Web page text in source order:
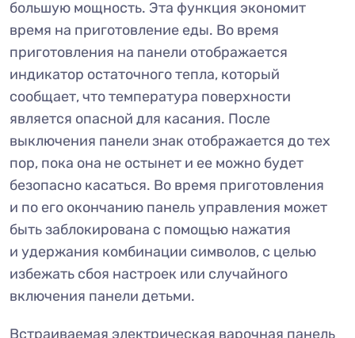
большую мощность. Эта функция экономит
время на приготовление еды. Во время
приготовления на панели отображается
индикатор остаточного тепла, который
сообщает, что температура поверхности
является опасной для касания. После
выключения панели знак отображается до тех
пор, пока она не остынет и ее можно будет
безопасно касаться. Во время приготовления
и по его окончанию панель управления может
быть заблокирована с помощью нажатия
и удержания комбинации символов, с целью
избежать сбоя настроек или случайного
включения панели детьми.
Встраиваемая электрическая варочная панель